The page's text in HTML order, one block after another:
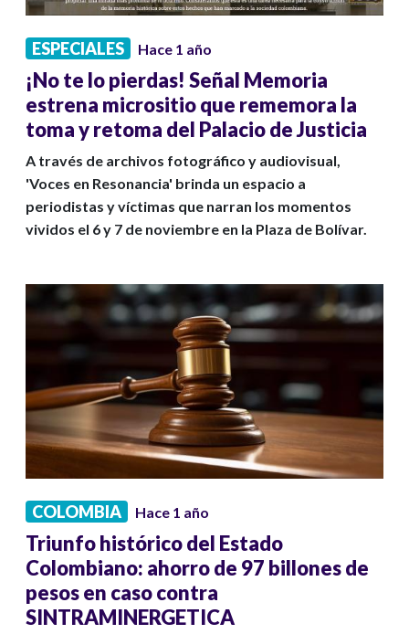
ESPECIALES Hace 1 año
¡No te lo pierdas! Señal Memoria
estrena micrositio que rememora la
toma y retoma del Palacio de Justicia
A través de archivos fotográfico y audiovisual,
'Voces en Resonancia' brinda un espacio a
periodistas y víctimas que narran los momentos
vividos el 6 y 7 de noviembre en la Plaza de Bolívar.
COLOMBIA Hace 1 año
Triunfo histórico del Estado
Colombiano: ahorro de 97 billones de
pesos en caso contra
SINTRAMINERGETICA